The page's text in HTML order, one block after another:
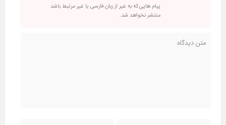
پیام هایی که به غیر از زبان فارسی یا غیر مرتبط باشد
منتشر نخواهد شد.